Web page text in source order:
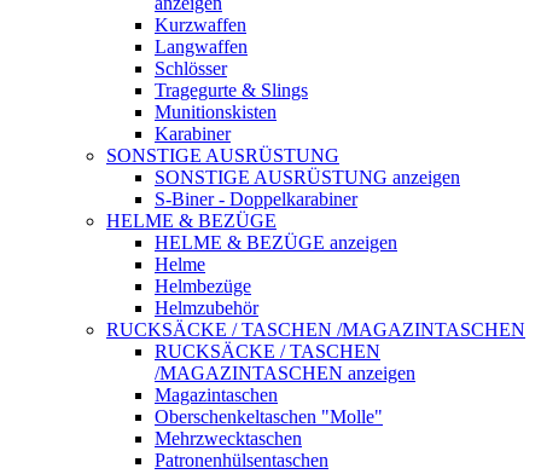
Kurzwaffen
Langwaffen
Schlösser
Tragegurte & Slings
Munitionskisten
Karabiner
SONSTIGE AUSRÜSTUNG
SONSTIGE AUSRÜSTUNG anzeigen
S-Biner - Doppelkarabiner
HELME & BEZÜGE
HELME & BEZÜGE anzeigen
Helme
Helmbezüge
Helmzubehör
RUCKSÄCKE / TASCHEN /MAGAZINTASCHEN
RUCKSÄCKE / TASCHEN
/MAGAZINTASCHEN anzeigen
Magazintaschen
Oberschenkeltaschen "Molle"
Mehrzwecktaschen
Patronenhülsentaschen